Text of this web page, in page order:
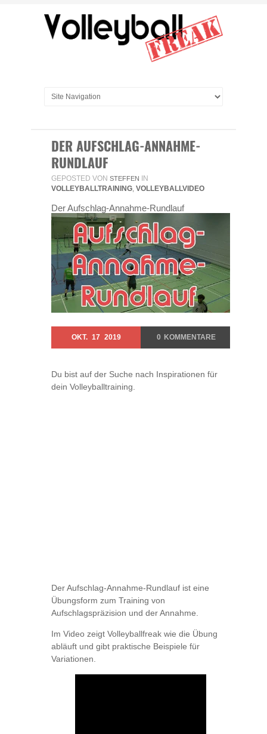
DER AUFSCHLAG-ANNAHME-
RUNDLAUF
GEPOSTED VON STEFFEN IN
VOLLEYBALLTRAINING VOLLEYBALLVIDEO
Der Aufschlag-Annahme-Rundlauf
OKT. 17 2019 0 KOMMENTARE
Du bist auf der Suche nach Inspirationen für
dein Volleyballtraining.
Der Aufschlag-Annahme-Rundlauf ist eine
Übungsform zum Training von
Aufschlagspräzision und der Annahme.
Im Video zeigt Volleyballfreak wie die Übung
abläuft und gibt praktische Beispiele für
Variationen.